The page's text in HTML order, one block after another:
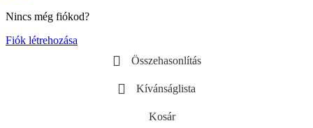
Nincs még fiókod?
Fiók létrehozása
Összehasonlítás
Kívánságlista
Kosár